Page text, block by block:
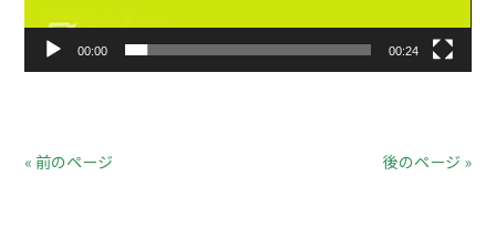
00:00 00:24
« 前のページ 後のページ »